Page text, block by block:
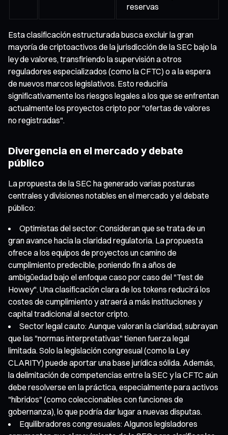
reservas
Esta clasificación estructurada busca excluir la gran
mayoría de criptoactivos de la jurisdicción de la SEC bajo la
ley de valores, transfiriendo la supervisión a otros
reguladores especializados (como la CFTC) o a la espera
de nuevos marcos legislativos. Esto reduciría
significativamente los riesgos legales a los que se enfrentan
actualmente los proyectos cripto por "ofertas de valores
no registradas".
Divergencia en el mercado y debate
público
La propuesta de la SEC ha generado varias posturas
centrales y divisiones notables en el mercado y el debate
público:
Optimistas del sector: Consideran que se trata de un
gran avance hacia la claridad regulatoria. La propuesta
ofrece a los equipos de proyectos un camino de
cumplimiento predecible, poniendo fin a años de
ambigüedad bajo el enfoque caso por caso del "Test de
Howey". Una clasificación clara de los tokens reducirá los
costes de cumplimiento y atraerá a más instituciones y
capital tradicional al sector cripto.
Sector legal cauto: Aunque valoran la claridad, subrayan
que las "normas interpretativas" tienen fuerza legal
limitada. Solo la legislación congresual (como la Ley
CLARITY) puede aportar una base jurídica sólida. Además,
la delimitación de competencias entre la SEC y la CFTC aún
debe resolverse en la práctica, especialmente para activos
"híbridos" (como coleccionables con funciones de
gobernanza), lo que podría dar lugar a nuevas disputas.
Equilibradores congresuales: Algunos legisladores